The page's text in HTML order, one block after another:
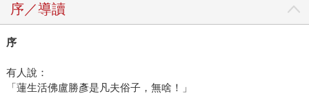
序／導讀
序
有人說：
「蓮生活佛盧勝彥是凡夫俗子，無啥！」